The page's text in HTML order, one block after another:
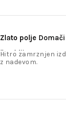
Zlato polje
štruklji 400g
Hitro zamrznjen
z nadevom.